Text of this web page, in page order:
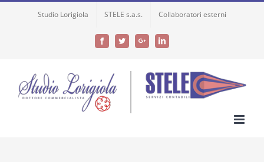
Studio Lorigiola STELE s.a.s. Collaboratori esterni
FacebookTwitterGoogle+LinkedIn